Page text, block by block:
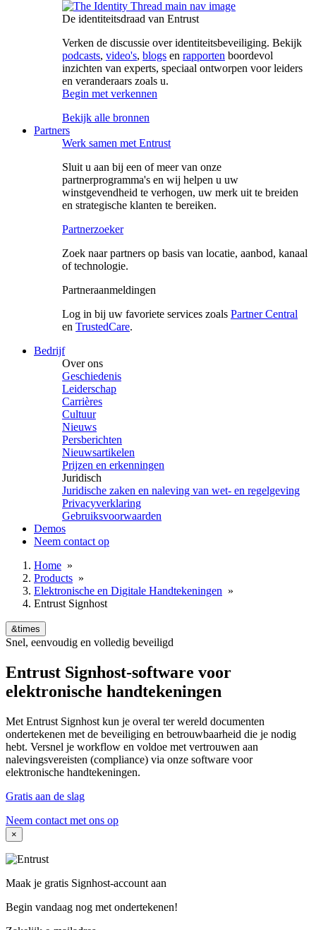
De identiteitsdraad van Entrust
Verken de discussie over identiteitsbeveiliging. Bekijk
podcasts, video's, blogs en rapporten boordevol
inzichten van experts, speciaal ontworpen voor leiders
en veranderaars zoals u.
Begin met verkennen
Bekijk alle bronnen
Partners
Werk samen met Entrust
Sluit u aan bij een of meer van onze
partnerprogramma's en wij helpen u uw
winstgevendheid te verhogen, uw merk uit te breiden
en strategische klanten te bereiken.
Partnerzoeker
Zoek naar partners op basis van locatie, aanbod, kanaal
of technologie.
Partneraanmeldingen
Log in bij uw favoriete services zoals Partner Central
en TrustedCare.
Bedrijf
Over ons
Geschiedenis
Leiderschap
Carrières
Cultuur
Nieuws
Persberichten
Nieuwsartikelen
Prijzen en erkenningen
Juridisch
Juridische zaken en naleving van wet- en regelgeving
Privacyverklaring
Gebruiksvoorwaarden
Demos
Neem contact op
Home »
Products »
Elektronische en Digitale Handtekeningen »
Entrust Signhost
&times
Snel, eenvoudig en volledig beveiligd
Entrust Signhost-software voor
elektronische handtekeningen
Met Entrust Signhost kun je overal ter wereld documenten
ondertekenen met de beveiliging en betrouwbaarheid die je nodig
hebt. Versnel je workflow en voldoe met vertrouwen aan
nalevingsvereisten (compliance) via onze software voor
elektronische handtekeningen.
Gratis aan de slag
Neem contact met ons op
×
Maak je gratis Signhost-account aan
Begin vandaag nog met ondertekenen!